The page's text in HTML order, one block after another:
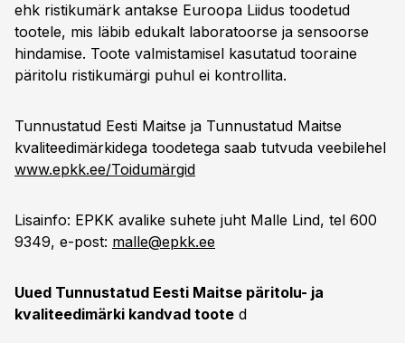
ehk ristikumärk antakse Euroopa Liidus toodetud
tootele, mis läbib edukalt laboratoorse ja sensoorse
hindamise. Toote valmistamisel kasutatud tooraine
päritolu ristikumärgi puhul ei kontrollita.
Tunnustatud Eesti Maitse ja Tunnustatud Maitse
kvaliteedimärkidega toodetega saab tutvuda veebilehel
www.epkk.ee/Toidumärgid
Lisainfo: EPKK avalike suhete juht Malle Lind, tel 600
9349, e-post: malle@epkk.ee
Uued Tunnustatud Eesti Maitse päritolu- ja
kvaliteedimärki kandvad toote d